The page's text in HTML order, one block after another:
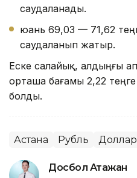
саудаланады.
юань 69,03 — 71,62
саудаланып жатыр.
Еске салайық, алдыңғы
орташа бағамы 2,22 теңге
болды.
Астана Рубль Доллар
Досбол Атажан